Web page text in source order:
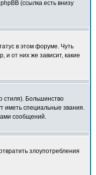
(ссылка есть внизу
в этом форуме. Чуть
и от них же зависит, какие
стиля). Большинство
иметь специальные звания.
сообщений.
злоупотребления